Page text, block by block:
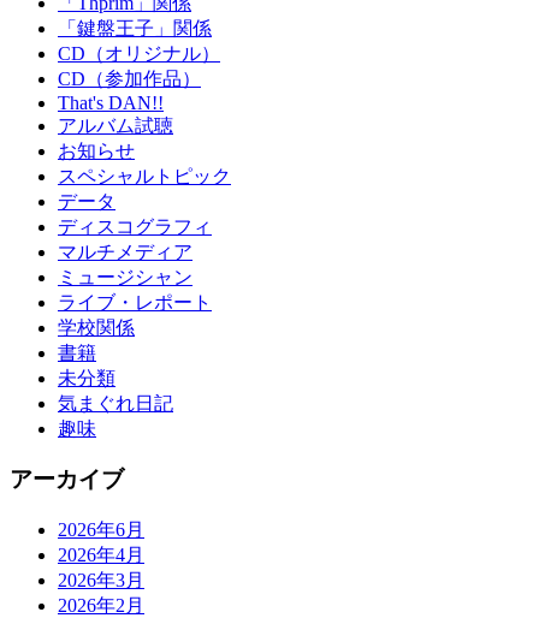
「鍵盤王子」関係
CD（オリジナル）
CD（参加作品）
That's DAN!!
アルバム試聴
お知らせ
スペシャルトピック
データ
ディスコグラフィ
マルチメディア
ミュージシャン
ライブ・レポート
学校関係
書籍
未分類
気まぐれ日記
趣味
アーカイブ
2026年6月
2026年4月
2026年3月
2026年2月